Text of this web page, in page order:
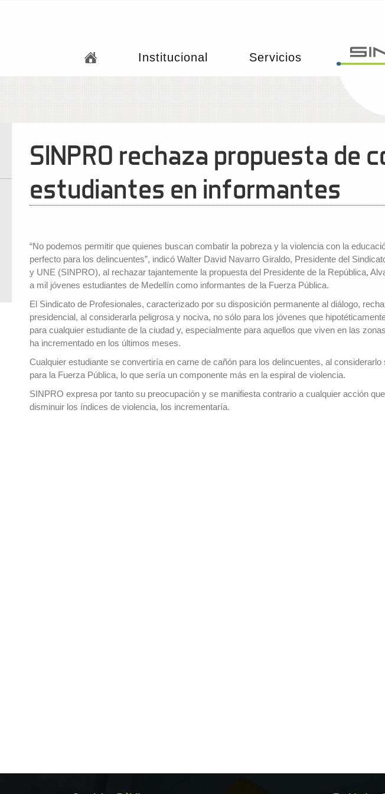
Institucional Servicios
SINPRO rechaza propuesta de
estudiantes en informantes
“No podemos permitir que quienes buscan combatir la pobreza y la violencia con la
perfecto para los delincuentes”, indicó Walter David Navarro Giraldo, Presidente del
y UNE (SINPRO), al rechazar tajantemente la propuesta del Presidente de la República,
a mil jóvenes estudiantes de Medellín como informantes de la Fuerza Pública.
El Sindicato de Profesionales, caracterizado por su disposición permanente al diálogo,
presidencial, al considerarla peligrosa y nociva, no sólo para los jóvenes que
para cualquier estudiante de la ciudad y, especialmente para aquellos que viven en las
ha incrementado en los últimos meses.
Cualquier estudiante se convertiría en carne de cañón para los delincuentes, al
para la Fuerza Pública, lo que sería un componente más en la espiral de violencia.
SINPRO expresa por tanto su preocupación y se manifiesta contrario a cualquier acción
disminuir los índices de violencia, los incrementaría.